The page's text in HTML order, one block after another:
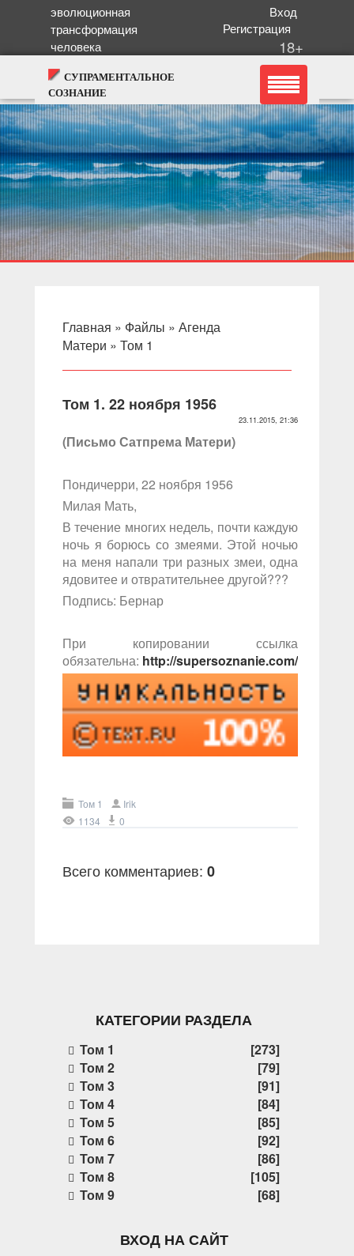
эволюционная
трансформация
человека
Вход
Регистрация
18+
СУПРАМЕНТАЛЬНОЕ
СОЗНАНИЕ
Главная » Файлы » Агенда
Матери » Том 1
Том 1. 22 ноября 1956
23.11.2015, 21:36
(Письмо Сатпрема Матери)
Пондичерри, 22 ноября 1956
Милая Мать,
В течение многих недель, почти каждую
ночь я борюсь со змеями. Этой ночью
на меня напали три разных змеи, одна
ядовитее и отвратительнее другой???
Подпись: Бернар
При копировании ссылка
обязательна: http://supersoznanie.com/
Том 1
Irik
1134
0
Всего комментариев: 0
КАТЕГОРИИ РАЗДЕЛА
Том 1
[273]
Том 2
[79]
Том 3
[91]
Том 4
[84]
Том 5
[85]
Том 6
[92]
Том 7
[86]
Том 8
[105]
Том 9
[68]
ВХОД НА САЙТ